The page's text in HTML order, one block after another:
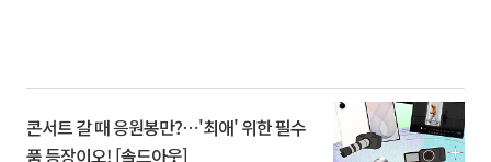
콘서트 갈 때 응원봉만?⋯'최애' 위한 필수
품 등장이오! [솔드아웃]